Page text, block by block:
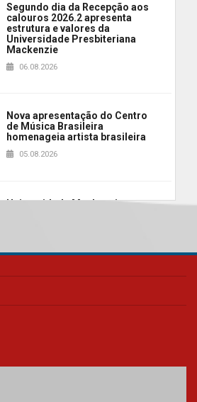
Segundo dia da Recepção aos
calouros 2026.2 apresenta
estrutura e valores da
Universidade Presbiteriana
Mackenzie
06.08.2026
Nova apresentação do Centro
de Música Brasileira
homenageia artista brasileira
05.08.2026
Universidade Mackenzie
das novas tecnologias em